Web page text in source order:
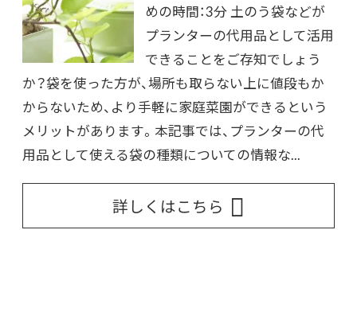
めの時間：3分 土のう袋などが
プランターの代用品として活用
できることをご存知でしょう
か？袋を使った方が、場所も取らない上に値段もか
からないため、より手軽に家庭菜園ができるという
メリットがあります。本記事では、プランターの代
用品として使える袋の種類についての情報な...
詳しくはこちら